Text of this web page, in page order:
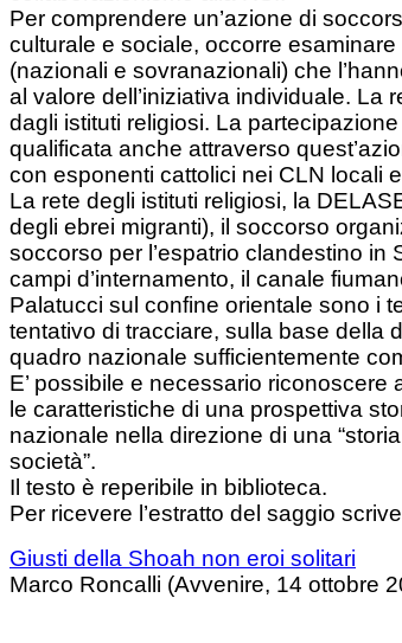
Per comprendere un’azione di
culturale e sociale, occorre
(nazionali e sovranazionali) che
al valore dell’iniziativa individuale.
dagli istituti religiosi. La
qualificata anche attraverso
con esponenti cattolici nei CLN locali
La rete degli istituti religiosi, la
degli ebrei migranti), il soccorso
soccorso per l’espatrio clandestino in
campi d’internamento, il canale
Palatucci sul confine orientale sono i
tentativo di tracciare, sulla base della
quadro nazionale sufficientemente
E’ possibile e necessario
le caratteristiche di una prospettiva
nazionale nella direzione di una
società”.
Il testo è reperibile in biblioteca.
Per ricevere l’estratto del saggio
Giusti della Shoah non eroi solitari
Marco Roncalli (Avvenire, 14 ottobre